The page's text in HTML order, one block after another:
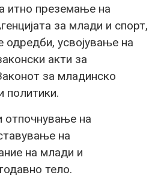
итно преземање на
за млади и спорт,
одредби, усвојување на
акти за
за младинско
политики.
отпочнување на
на
на млади и
тело.